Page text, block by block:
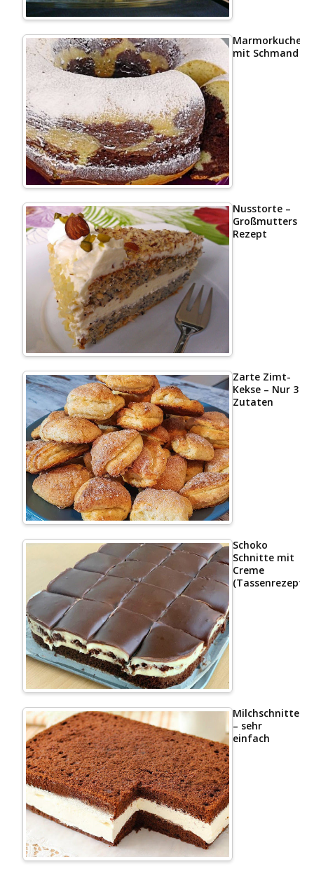
Marmorkuchen
mit Schmand
Nusstorte –
Großmutters
Rezept
Zarte Zimt-
Kekse – Nur 3
Zutaten
Schoko
Schnitte mit
Creme
(Tassenrezept)
– sehr
einfach